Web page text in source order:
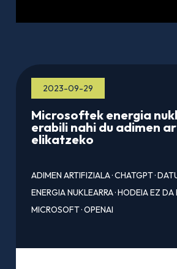
2023-09-29
Microsoftek energia
erabili nahi du adimen
elikatzeko
ADIMEN ARTIFIZIALA·CHATGPT·
ENERGIA NUKLEARRA·HODEIA EZ DA
MICROSOFT·OPENAI